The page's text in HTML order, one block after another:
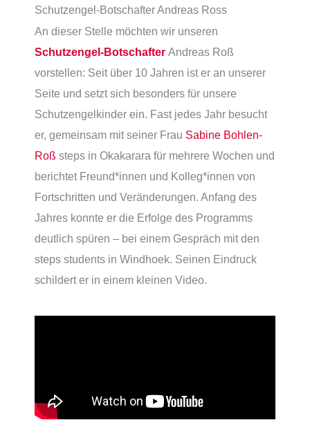
Schutzengel-Botschafter Andreas Ross
An dieser Stelle möchten wir unseren
Schutzengel-Botschafter Andreas Roß
vorstellen: Seit über 10 Jahren ist er an unserer
Seite und setzt sich besonders für unsere
Schutzengelkinder ein. Fast jedes Jahr besucht
er, gemeinsam mit seiner Frau Sabine Bohlen-
Roß steps in Okakarara für mehrere Wochen und
berichtet Freund*innen und Kolleg*innen von
Fortschritten und Veränderungen. Anfang des
Jahres konnte er die Erfolge des Programms
deutlich spüren – bei einem Gespräch mit den
steps students in Windhoek. Seinen Eindruck
schildert er in einem kleinen Video.